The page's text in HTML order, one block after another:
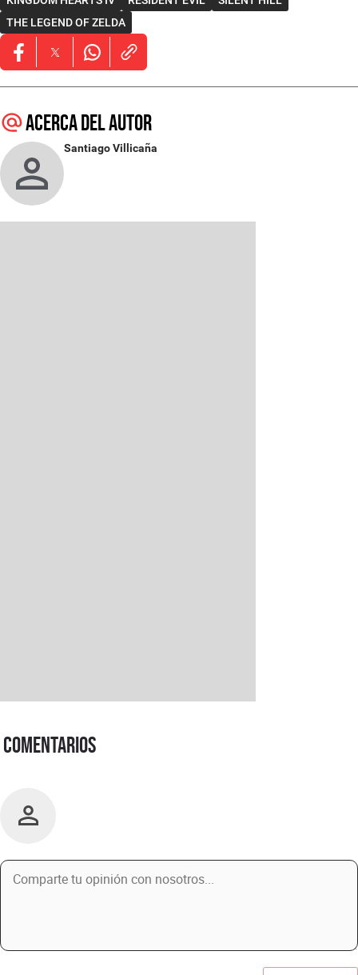
THE LEGEND OF ZELDA
Opens in new window
Opens in new window
Opens in new window
Acerca del autor
Santiago Villicaña
Comentarios